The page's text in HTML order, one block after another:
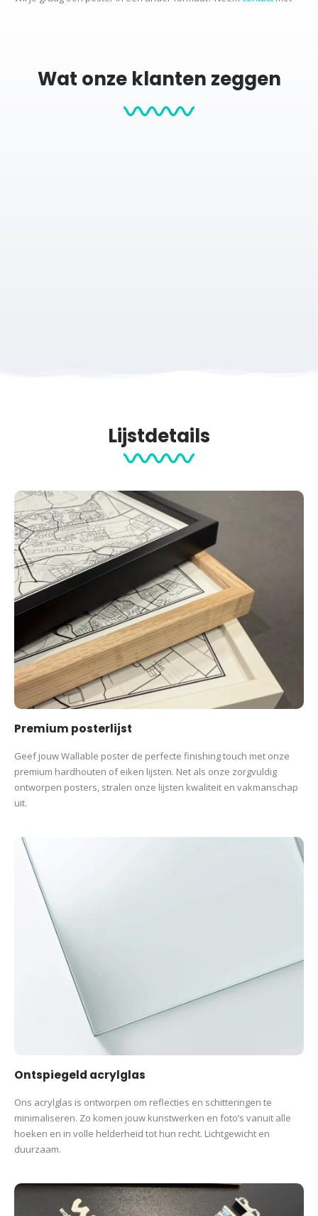
Wat onze klanten zeggen
Lijstdetails
Premium posterlijst
Geef jouw Wallable poster de perfecte finishing touch met onze
premium hardhouten of eiken lijsten. Net als onze zorgvuldig
ontworpen posters, stralen onze lijsten kwaliteit en vakmanschap
uit.
Ontspiegeld acrylglas
Ons acrylglas is ontworpen om reflecties en schitteringen te
minimaliseren. Zo komen jouw kunstwerken en foto’s vanuit alle
hoeken en in volle helderheid tot hun recht. Lichtgewicht en
duurzaam.